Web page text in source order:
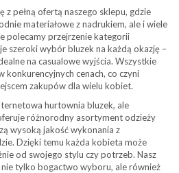
z pełną ofertą naszego sklepu, gdzie
materiałowe z nadrukiem, ale i wiele
polecamy przejrzenie kategorii
szeroki wybór bluzek na każdą okazję –
na casualowe wyjścia. Wszystkie
konkurencyjnych cenach, co czyni
zakupów dla wielu kobiet.
hurtownia bluzek, ale
różnorodny asortyment odzieży
wysoką jakość wykonania z
Dzięki temu każda kobieta może
od swojego stylu czy potrzeb. Nasz
tylko bogactwo wyboru, ale również